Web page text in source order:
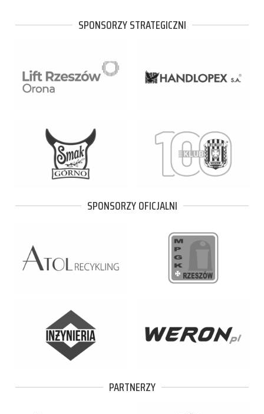
SPONSORZY STRATEGICZNI
SPONSORZY OFICJALNI
PARTNERZY